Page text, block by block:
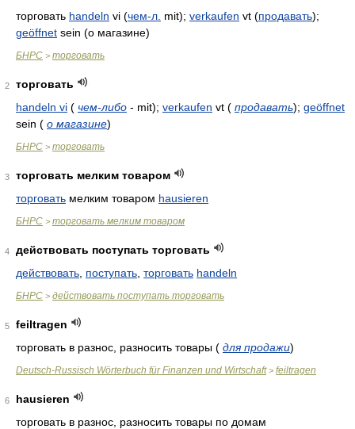
торговать handeln vi (чем-л. mit); verkaufen vt (продавать);
geöffnet sein (о магазине)
БНРС > торговать
2
торговать
handeln vi ( чем-либо - mit); verkaufen vt ( продавать); geöffnet
sein ( о магазине)
БНРС > торговать
3
торговать мелким товаром
торговать мелким товаром hausieren
БНРС > торговать мелким товаром
4
действовать поступать торговать
действовать поступать торговать handeln
БНРС > действовать поступать торговать
5
feiltragen
торговать в разнос, разносить товары ( для продажи)
Deutsch-Russisch Wörterbuch für Finanzen und Wirtschaft> feiltragen
6
hausieren
торговать в разнос, разносить товары по домам